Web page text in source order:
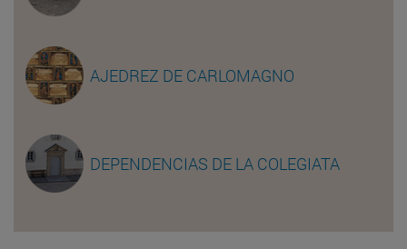
AJEDREZ DE CARLOMAGNO
DEPENDENCIAS DE LA COLEGIATA